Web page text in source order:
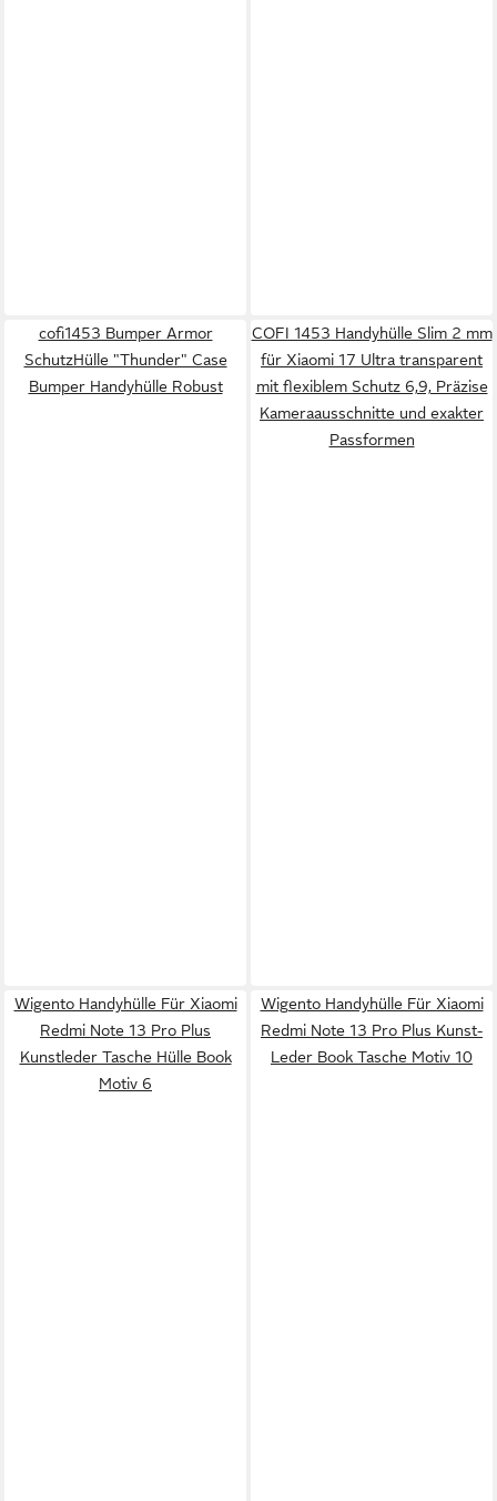
cofi1453 Bumper Armor
SchutzHülle "Thunder" Case
Bumper Handyhülle Robust
COFI 1453 Handyhülle Slim 2 mm
für Xiaomi 17 Ultra transparent
mit flexiblem Schutz 6,9, Präzise
Kameraausschnitte und exakter
Passformen
Wigento Handyhülle Für Xiaomi
Redmi Note 13 Pro Plus
Kunstleder Tasche Hülle Book
Motiv 6
Wigento Handyhülle Für Xiaomi
Redmi Note 13 Pro Plus Kunst-
Leder Book Tasche Motiv 10